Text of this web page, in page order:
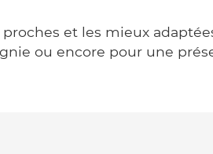
et les mieux
ou encore pour une